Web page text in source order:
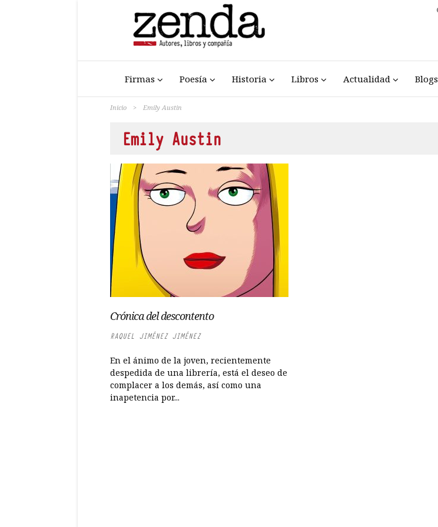
Firmas Poesía Historia Libros Actualidad Blogs
Inicio > Emily Austin
Emily Austin
Crónica del descontento
RAQUEL JIMÉNEZ JIMÉNEZ
En el ánimo de la joven, recientemente
despedida de una librería, está el deseo de
complacer a los demás, así como una
inapetencia por...